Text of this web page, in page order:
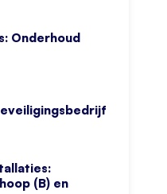
Onderhoud
(B) en